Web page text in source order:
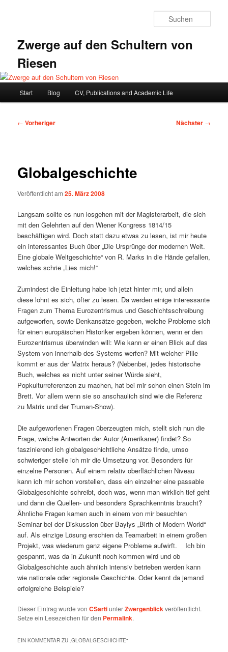
Zwerge auf den Schultern von
Riesen
Start Blog CV, Publications and Academic Life
Beitragsnavigation
← Vorheriger Nächster →
Globalgeschichte
Veröffentlicht am25. März 2008
Langsam sollte es nun losgehen mit der Magisterarbeit, die sich
mit den Gelehrten auf den Wiener Kongress 1814/15
beschäftigen wird. Doch statt dazu etwas zu lesen, ist mir heute
ein interessantes Buch über „Die Ursprünge der modernen Welt.
Eine globale Weltgeschichte“ von R. Marks in die Hände gefallen,
welches schrie „Lies mich!“
Zumindest die Einleitung habe ich jetzt hinter mir, und allein
diese lohnt es sich, öfter zu lesen. Da werden einige interessante
Fragen zum Thema Eurozentrismus und Geschichtsschreibung
aufgeworfen, sowie Denkansätze gegeben, welche Probleme sich
für einen europäischen Historiker ergeben können, wenn er den
Eurozentrismus überwinden will: Wie kann er einen Blick auf das
System von innerhalb des Systems werfen? Mit welcher Pille
kommt er aus der Matrix heraus? (Nebenbei, jedes historische
Buch, welches es nicht unter seiner Würde sieht,
Popkulturreferenzen zu machen, hat bei mir schon einen Stein im
Brett. Vor allem wenn sie so anschaulich sind wie die Referenz
zu Matrix und der Truman-Show).
Die aufgeworfenen Fragen überzeugten mich, stellt sich nun die
Frage, welche Antworten der Autor (Amerikaner) findet? So
faszinierend ich globalgeschichtliche Ansätze finde, umso
schwieriger stelle ich mir die Umsetzung vor. Besonders für
einzelne Personen. Auf einem relativ oberflächlichen Niveau
kann ich mir schon vorstellen, dass ein einzelner eine passable
Globalgeschichte schreibt, doch was, wenn man wirklich tief geht
und dann die Quellen- und besonders Sprachkenntnis braucht?
Ähnliche Fragen kamen auch in einem von mir besuchten
Seminar bei der Diskussion über Baylys „Birth of Modern World“
auf. Als einzige Lösung erschien da Teamarbeit in einem großen
Projekt, was wiederum ganz eigene Probleme aufwirft. Ich bin
gespannt, was da in Zukunft noch kommen wird und ob
Globalgeschichte auch ähnlich intensiv betrieben werden kann
wie nationale oder regionale Geschichte. Oder kennt da jemand
erfolgreiche Beispiele?
Dieser Eintrag wurde vonCSartiunterZwergenblickveröffentlicht.
Setze ein Lesezeichen für den Permalink.
EIN KOMMENTAR ZU „GLOBALGESCHICHTE“